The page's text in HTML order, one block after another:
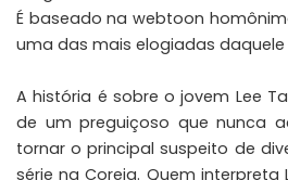
É baseado nawebtoon
uma das mais elogiadas daquele
A história é sobre o jovem Lee
de um preguiçoso que nunca
tornar o principal suspeito de
série na Coreia. Quem interpreta